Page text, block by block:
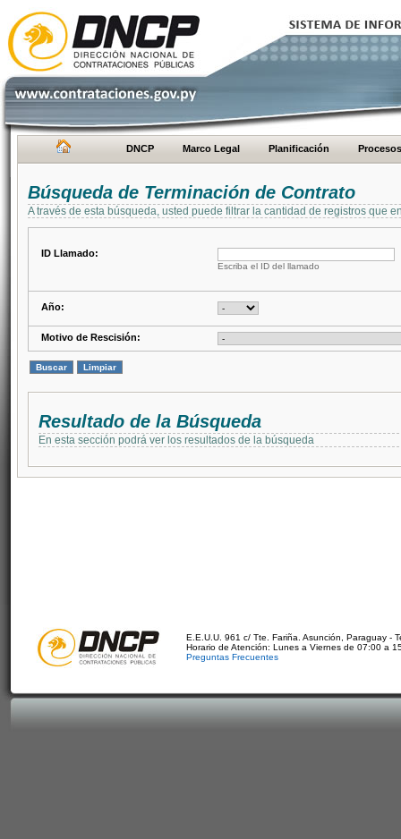
DNCP Marco Legal Planificación Procesos
Búsqueda de Terminación de Contrato
A través de esta búsqueda, usted puede filtrar la cantidad de registros que
ID Llamado:
Escriba el ID del llamado
Año:
Motivo de Rescisión:
Resultado de la Búsqueda
En esta sección podrá ver los resultados de la búsqueda
E.E.U.U. 961 c/ Tte. Fariña. Asunción, Paraguay -
Horario de Atención: Lunes a Viernes de 07:00 a
Preguntas Frecuentes